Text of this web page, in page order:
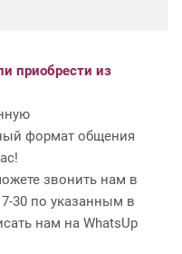
приобрести из
формат общения
звонить нам в
30 по указанным в
нам на WhatsUp